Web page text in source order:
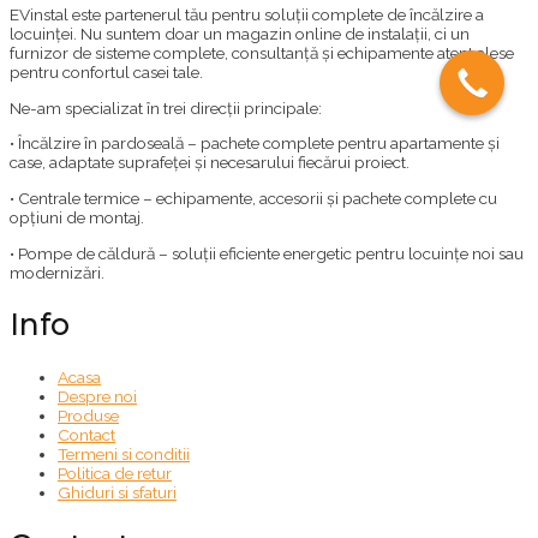
EVinstal este partenerul tău pentru soluții complete de încălzire a
locuinței. Nu suntem doar un magazin online de instalații, ci un
furnizor de sisteme complete, consultanță și echipamente atent alese
pentru confortul casei tale.
Ne-am specializat în trei direcții principale:
• Încălzire în pardoseală – pachete complete pentru apartamente și
case, adaptate suprafeței și necesarului fiecărui proiect.
• Centrale termice – echipamente, accesorii și pachete complete cu
opțiuni de montaj.
• Pompe de căldură – soluții eficiente energetic pentru locuințe noi sau
modernizări.
Info
Acasa
Despre noi
Produse
Contact
Termeni si conditii
Politica de retur
Ghiduri si sfaturi